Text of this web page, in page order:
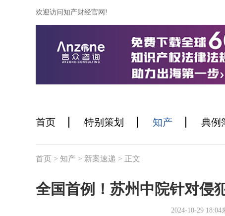
欢迎访问知产财经官网!
首页 特别策划 知产 典例
首页 > 知产 > 新案速递 > 正文
全国首例！苏州中院针对侵
2024-10-29